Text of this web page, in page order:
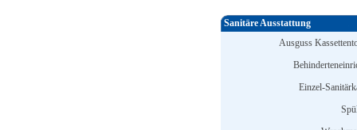
Sanitäre Ausstattung
Ausguss
Einzel-